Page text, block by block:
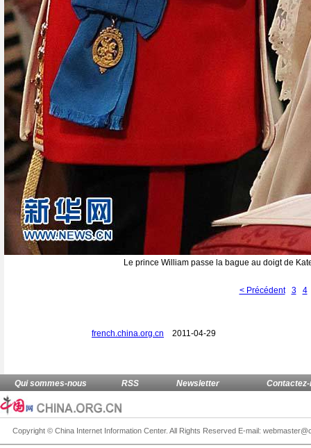
Le prince William passe la bague au doigt de
< Précédent 3 4
french.china.org.cn 2011-04-29